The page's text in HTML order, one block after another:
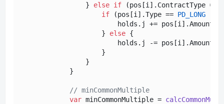
                }
else if (pos[i]. ContractType ==
if (pos[i].Type == PD_LONG
                        holds.
j += pos[i].Amount
                    }
else {
                        holds.
j -= pos[i].Amount
                    }
                }
            }
// minCommonMultiple
var minCommonMultiple =